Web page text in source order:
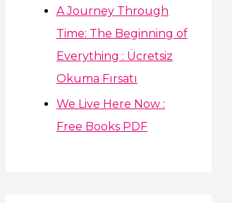
A Journey Through
Time: The Beginning of
Everything : Ücretsiz
Okuma Fırsatı
We Live Here Now :
Free Books PDF